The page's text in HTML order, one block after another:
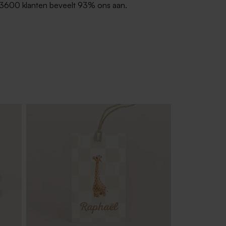
klanten beveelt 93% ons aan.